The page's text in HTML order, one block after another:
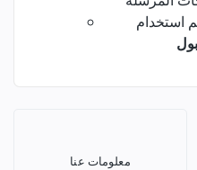
استخدام
معلومات عنا